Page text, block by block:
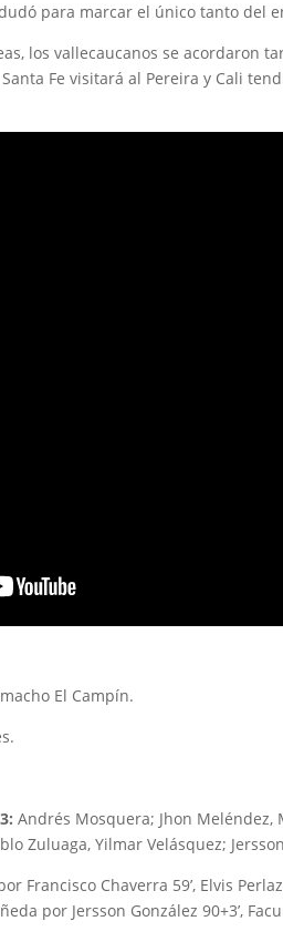
para marcar el único tanto del
los vallecaucanos se acordaron
Fe visitará al Pereira y Cali
El Campín.
Andrés Mosquera; Jhon Meléndez,
Zuluaga, Yilmar Velásquez;
Francisco Chaverra 59’, Elvis
por Jersson González 90+3’,